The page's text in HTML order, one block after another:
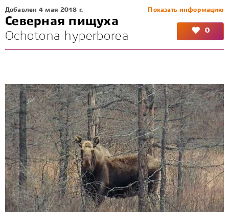
Показать информацию
Добавлен 4 мая 2018 г.
Северная пищуха
Ochotona hyperborea
0